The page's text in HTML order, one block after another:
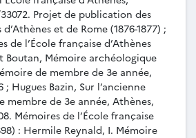
- Henri Van Effenterre, Olonte :
historique, mémoire
année, Athènes, EFA, 1938.
- François Salviat, Une nouvelle
judiciaires et fêtes
du VIe siècle av. J.-C., mémoire
année, Athènes, EFA, [1956].
- Nicole Weill, Fouilles à
Projet de publication des
et de Rome (1876-1877) ;
de l’École française d’Athènes
Boutan, Mémoire archéologique
de membre de 3e année,
; Hugues Bazin, Sur l’ancienne
membre de 3e année, Athènes,
Mémoires de l’École française
: Hermile Reynald, I. Mémoire